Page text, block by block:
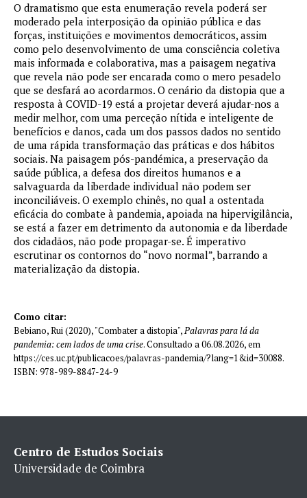
O dramatismo que esta enumeração revela poderá ser
moderado pela interposição da opinião pública e das
forças, instituições e movimentos democráticos, assim
como pelo desenvolvimento de uma consciência coletiva
mais informada e colaborativa, mas a paisagem negativa
que revela não pode ser encarada como o mero pesadelo
que se desfará ao acordarmos. O cenário da distopia que a
resposta à COVID-19 está a projetar deverá ajudar-nos a
medir melhor, com uma perceção nítida e inteligente de
benefícios e danos, cada um dos passos dados no sentido
de uma rápida transformação das práticas e dos hábitos
sociais. Na paisagem pós-pandémica, a preservação da
saúde pública, a defesa dos direitos humanos e a
salvaguarda da liberdade individual não podem ser
inconciliáveis. O exemplo chinês, no qual a ostentada
eficácia do combate à pandemia, apoiada na hipervigilância,
se está a fazer em detrimento da autonomia e da liberdade
dos cidadãos, não pode propagar-se. É imperativo
escrutinar os contornos do “novo normal”, barrando a
materialização da distopia.
Como citar:
Bebiano, Rui (2020), "Combater a distopia", Palavras para lá da
pandemia: cem lados de uma crise. Consultado a 06.08.2026, em
https://ces.uc.pt/publicacoes/palavras-pandemia/?lang=1&id=30088.
ISBN: 978-989-8847-24-9
Centro de Estudos Sociais
Universidade de Coimbra